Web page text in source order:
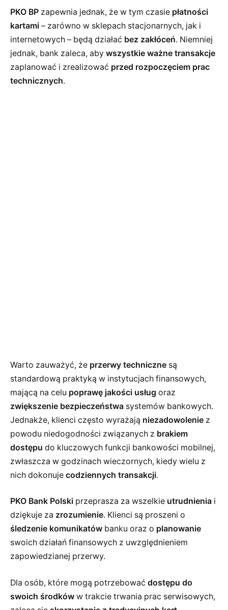
PKO BP zapewnia jednak, że w tym czasie płatności
kartami – zarówno w sklepach stacjonarnych, jak i
internetowych – będą działać bez zakłóceń. Niemniej
jednak, bank zaleca, aby wszystkie ważne transakcje
zaplanować i zrealizować przed rozpoczęciem prac
technicznych.
Warto zauważyć, że przerwy techniczne są
standardową praktyką w instytucjach finansowych,
mającą na celu poprawę jakości usług oraz
zwiększenie bezpieczeństwa systemów bankowych.
Jednakże, klienci często wyrażają niezadowolenie z
powodu niedogodności związanych z brakiem
dostępu do kluczowych funkcji bankowości mobilnej,
zwłaszcza w godzinach wieczornych, kiedy wielu z
nich dokonuje codziennych transakcji.
PKO Bank Polski przeprasza za wszelkie utrudnienia i
dziękuje za zrozumienie. Klienci są proszeni o
śledzenie komunikatów banku oraz o planowanie
swoich działań finansowych z uwzględnieniem
zapowiedzianej przerwy.
Dla osób, które mogą potrzebować dostępu do
swoich środków w trakcie trwania prac serwisowych,